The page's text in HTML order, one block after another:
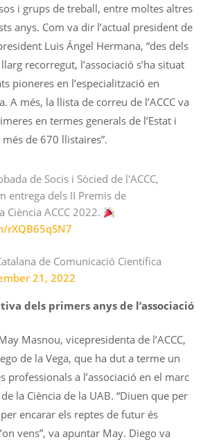
i grups de treball, entre moltes altres
anys. Com va dir l’actual president de
Luis Ángel Hermana, “des dels
recorregut, l’associació s’ha situat
pioneres en l’especialització en
A més, la llista de correu de l’ACCC va
en termes generals de l’Estat i
de 670 llistaires”.
de Socis i Sòcied de l'ACCC,
entrega dels II Premis de
Ciència ACCC 2022.
rXQB65qSN7
de Comunicació Científica
21, 2022
dels primers anys de l’associació
Masnou, vicepresidenta de l’ACCC,
de la Vega, que ha dut a terme un
professionals a l’associació en el marc
la Ciència de la UAB. “Diuen que per
encarar els reptes de futur és
vens”, va apuntar May. Diego va